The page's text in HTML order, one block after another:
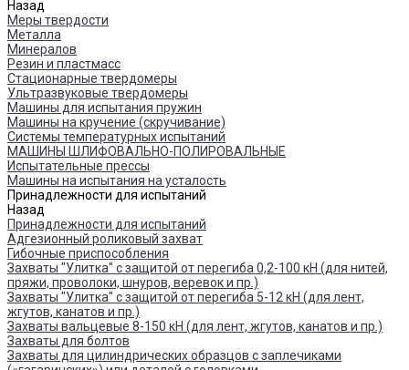
Назад
Меры твердости
Металла
Минералов
Резин и пластмасс
Стационарные твердомеры
Ультразвуковые твердомеры
Машины для испытания пружин
Машины на кручение (скручивание)
Системы температурных испытаний
МАШИНЫ ШЛИФОВАЛЬНО-ПОЛИРОВАЛЬНЫЕ
Испытательные прессы
Машины на испытания на усталость
Принадлежности для испытаний
Назад
Принадлежности для испытаний
Адгезионный роликовый захват
Гибочные приспособления
Захваты "Улитка" с защитой от перегиба 0,2-100 кН (для нитей,
пряжи, проволоки, шнуров, веревок и пр.)
Захваты "Улитка" с защитой от перегиба 5-12 кН (для лент,
жгутов, канатов и пр.)
Захваты вальцевые 8-150 кН (для лент, жгутов, канатов и пр.)
Захваты для болтов
Захваты для цилиндрических образцов с заплечиками